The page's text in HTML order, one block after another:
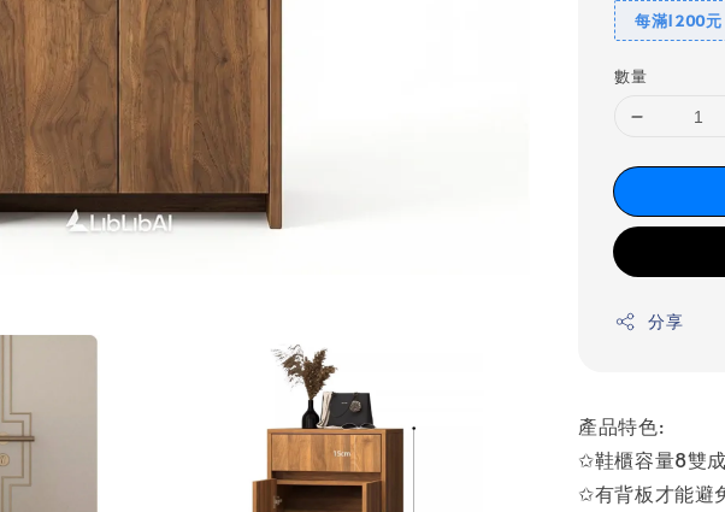
每滿1200
數量
分享
產品特色:
✩鞋櫃容量8雙
✩有背板才能避